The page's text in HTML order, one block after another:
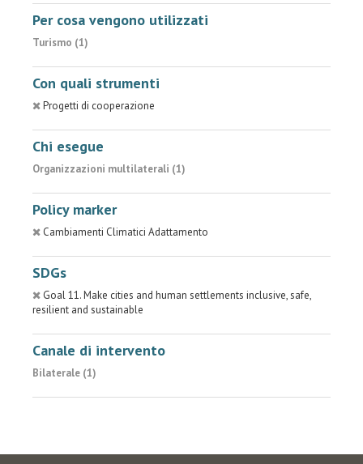
Per cosa vengono utilizzati
Turismo (1)
Con quali strumenti
Progetti di cooperazione
Chi esegue
Organizzazioni multilaterali (1)
Policy marker
Cambiamenti Climatici Adattamento
SDGs
Goal 11. Make cities and human settlements inclusive, safe,
resilient and sustainable
Canale di intervento
Bilaterale (1)